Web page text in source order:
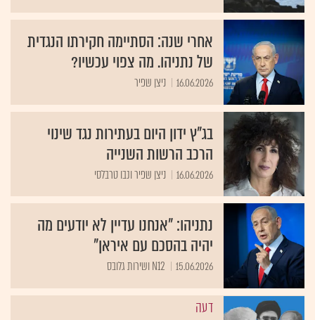
אחרי שנה: הסתיימה חקירתו הנגדית
של נתניהו. מה צפוי עכשיו?
16.06.2026 ניצן שפיר
בג"ץ ידון היום בעתירות נגד שינוי
הרכב הרשות השנייה
16.06.2026 ניצן שפיר ונבו טרבלסי
נתניהו: "אנחנו עדיין לא יודעים מה
יהיה בהסכם עם איראן"
15.06.2026 N12 ושירות גלובס
דעה